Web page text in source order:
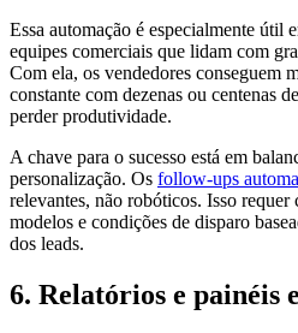
Essa automação é especialmente útil
equipes comerciais que lidam com
Com ela, os vendedores conseguem
constante com dezenas ou centenas
perder produtividade.
A chave para o sucesso está em
personalização. Os follow-ups
relevantes, não robóticos. Isso
modelos e condições de disparo
dos leads.
6. Relatórios e painéis